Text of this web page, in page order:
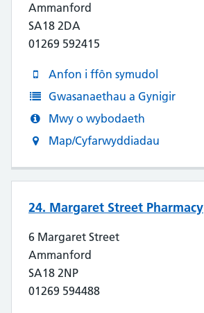
Ammanford
SA18 2DA
01269 592415
Anfon i ffôn symudol
Gwasanaethau a Gynigir
Mwy o wybodaeth
Map/Cyfarwyddiadau
24. Margaret Street Pharmacy
6 Margaret Street
Ammanford
SA18 2NP
01269 594488